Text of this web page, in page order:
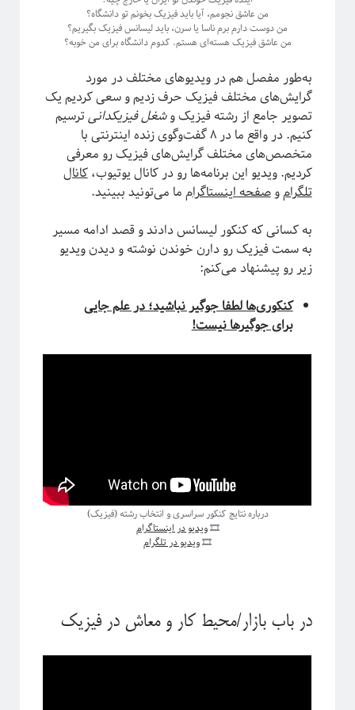
مقدمه‌ای بر هندسه فرکتالی
ریچارد فاینمن؛ چهره‌ترین چهره!
معرفی کتاب و دوره برای دانشجویان سال اول علوم‌پایه و مهندسی
در رویارویی با علم و مسئله ترویج آن
آیا باید دکتری بخونم؟!
تجربه شخصی در کارهای مربوط به تحلیل داده در بازار و نه دانشگاه!
کنکوری‌ها حواستان باشد جوگیر نشوید؛ در علم جایی برای جوگیرها نیست!
روایتگری در علم
من عاشق نجومم، آیا باید فیزیک بخونم تو دانشگاه؟
من دوست دارم برم ناسا یا سرن، باید لیسانس فیزیک بگیریم؟
من عاشق فیزیک هسته‌ای هستم. کدوم دانشگاه برای من خوبه؟
به‌طور مفصل هم در ویدیوهای مختلف در مورد
گرایش‌های مختلف فیزیک حرف زدیم و سعی کردیم یک
تصویر جامع از رشته فیزیک وشغل فیزیکدانیترسیم
کنیم. در واقع ما در ۸ گفت‌وگوی زنده اینترنتی با
متخصص‌های مختلف گرایش‌های فیزیک رو معرفی
کردیم. ویدیو این برنامه‌ها رو در کانال یوتیوب،کانال
تلگراموصفحه اینستاگرام ما می‌تونید ببینید.
به کسانی که کنکور لیسانس دادند و قصد ادامه مسیر
به سمت فیزیک رو دارن خوندن نوشته و دیدن ویدیو
زیر رو پیشنهاد می‌کنم:
کنکوری‌ها لطفا جوگیر نباشید؛ در علم جایی
برای جوگیرها نیست!
درباره نتایج کنکور سراسری و انتخاب رشته (فیزیک)
🎞ویدیو در اینستاگرام
🎞ویدیو در تلگرام
در باب بازار/محیط کار و معاش در فیزیک